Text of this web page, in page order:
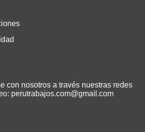
con nosotros a través nuestras redes
perutrabajos.com@gmail.com